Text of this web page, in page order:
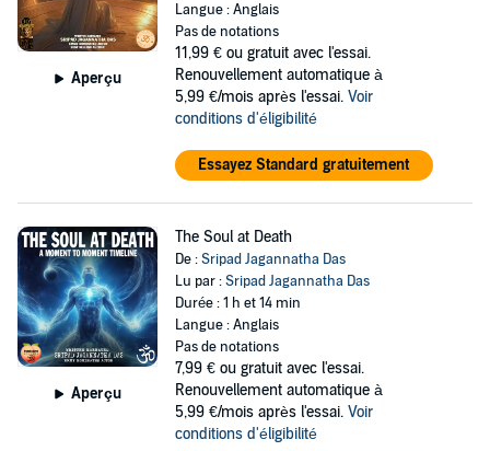
Aperçu
Langue : Anglais
Pas de notations
11,99 € ou gratuit avec l'essai.
Renouvellement automatique à
5,99 €/mois après l'essai. Voir
conditions d'éligibilité
Essayez Standard gratuitement
Aperçu
The Soul at Death
De :Sripad Jagannatha Das
Lu par :Sripad Jagannatha Das
Durée : 1 h et 14 min
Langue : Anglais
Pas de notations
7,99 € ou gratuit avec l'essai.
Renouvellement automatique à
5,99 €/mois après l'essai. Voir
conditions d'éligibilité